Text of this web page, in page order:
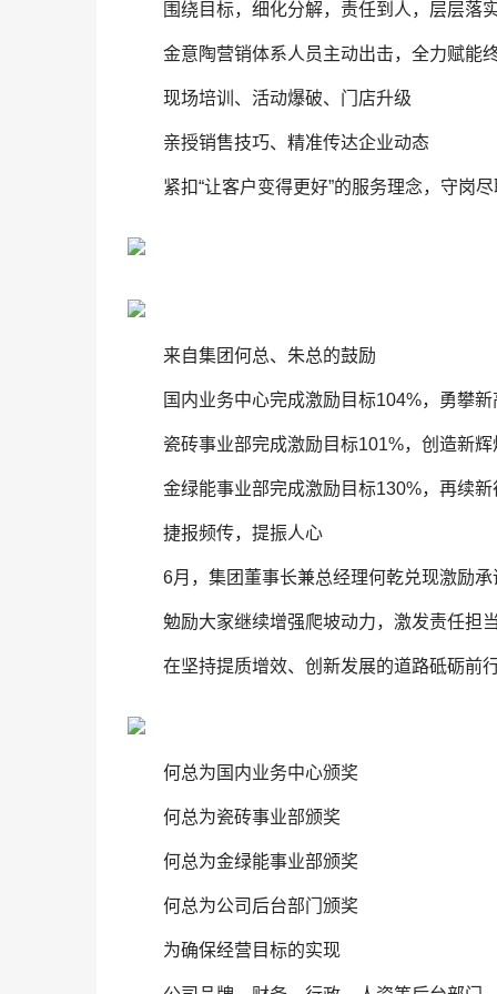
围绕目标，细化分解，责任到人，层层落
金意陶营销体系人员主动出击，全力赋能
现场培训、活动爆破、门店升级
亲授销售技巧、精准传达企业动态
紧扣“让客户变得更好”的服务理念，守岗尽
来自集团何总、朱总的鼓励
国内业务中心完成激励目标104%，勇攀新
瓷砖事业部完成激励目标101%，创造新辉
金绿能事业部完成激励目标130%，再续新
捷报频传，提振人心
6月，集团董事长兼总经理何乾兑现激励承
勉励大家继续增强爬坡动力，激发责任担当
在坚持提质增效、创新发展的道路砥砺前
何总为国内业务中心颁奖
何总为瓷砖事业部颁奖
何总为金绿能事业部颁奖
何总为公司后台部门颁奖
为确保经营目标的实现